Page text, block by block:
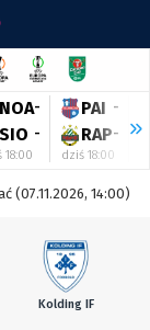
NOA-
SIO -
18:00
PAI -
RAP-
dziś 18:00
(07.11.2026, 14:00)
Kolding IF